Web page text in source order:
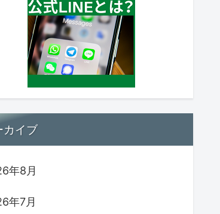
カイブ
年8月
年7月